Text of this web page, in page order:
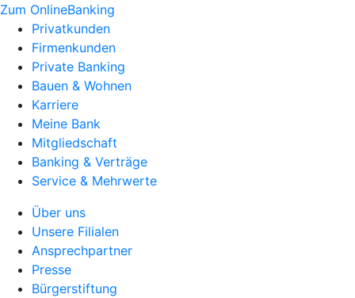
Zum OnlineBanking
Privatkunden
Firmenkunden
Private Banking
Bauen & Wohnen
Karriere
Meine Bank
Mitgliedschaft
Banking & Verträge
Service & Mehrwerte
Über uns
Unsere Filialen
Ansprechpartner
Presse
Bürgerstiftung